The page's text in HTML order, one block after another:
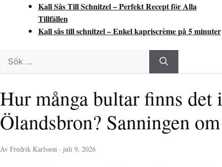
Kall Sås Till Schnitzel – Perfekt Recept för Alla
Tillfällen
Kall sås till schnitzel – Enkel kapriscrème på 5 minuter
Sök
efter:
Hur många bultar finns det i
Ölandsbron? Sanningen
Av Fredrik Karlsson · juli 9, 2026